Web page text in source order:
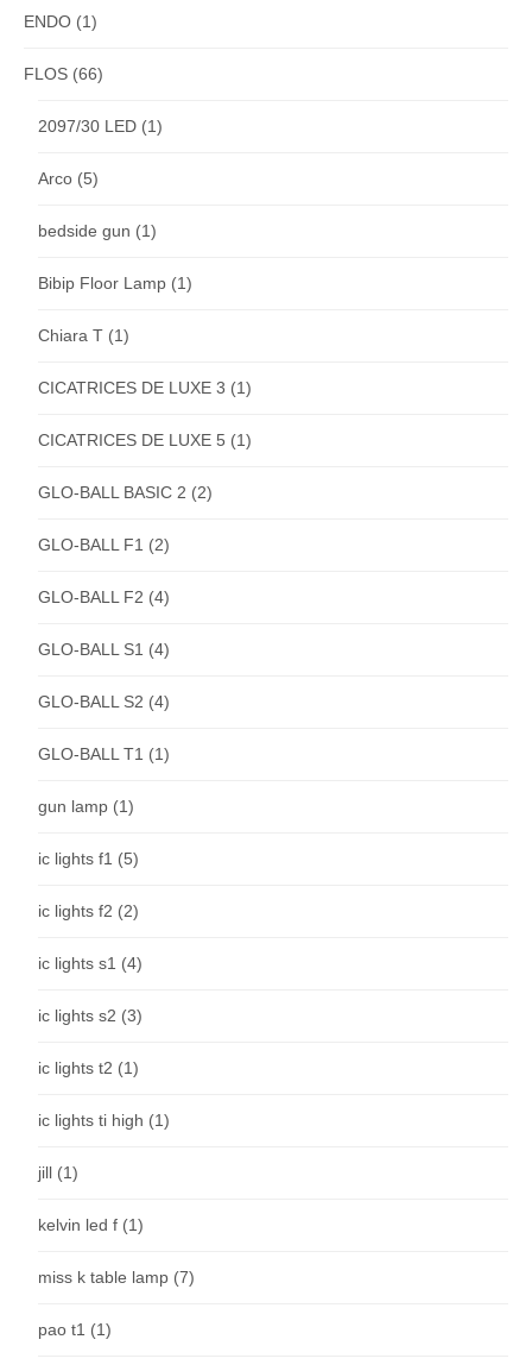
ENDO (1)
FLOS (66)
2097/30 LED (1)
Arco (5)
bedside gun (1)
Bibip Floor Lamp (1)
Chiara T (1)
CICATRICES DE LUXE 3 (1)
CICATRICES DE LUXE 5 (1)
GLO-BALL BASIC 2 (2)
GLO-BALL F1 (2)
GLO-BALL F2 (4)
GLO-BALL S1 (4)
GLO-BALL S2 (4)
GLO-BALL T1 (1)
gun lamp (1)
ic lights f1 (5)
ic lights f2 (2)
ic lights s1 (4)
ic lights s2 (3)
ic lights t2 (1)
ic lights ti high (1)
jill (1)
kelvin led f (1)
miss k table lamp (7)
pao t1 (1)